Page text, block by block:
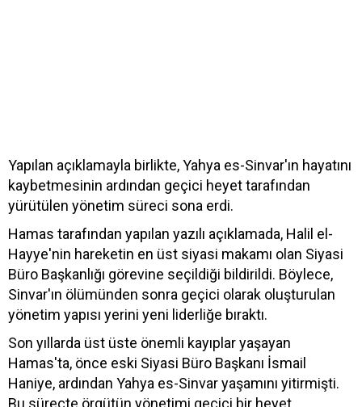
Yapılan açıklamayla birlikte, Yahya es-Sinvar'ın hayatını
kaybetmesinin ardından geçici heyet tarafından
yürütülen yönetim süreci sona erdi.
Hamas tarafından yapılan yazılı açıklamada, Halil el-
Hayye'nin hareketin en üst siyasi makamı olan Siyasi
Büro Başkanlığı görevine seçildiği bildirildi. Böylece,
Sinvar'ın ölümünden sonra geçici olarak oluşturulan
yönetim yapısı yerini yeni liderliğe bıraktı.
Son yıllarda üst üste önemli kayıplar yaşayan
Hamas'ta, önce eski Siyasi Büro Başkanı İsmail
Haniye, ardından Yahya es-Sinvar yaşamını yitirmişti.
Bu süreçte örgütün yönetimi geçici bir heyet